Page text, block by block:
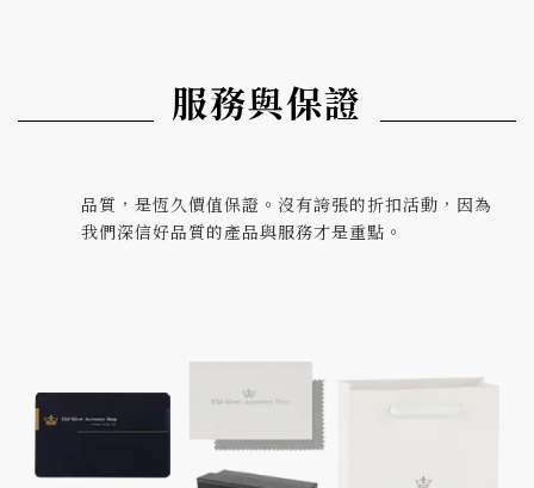
服務與保證
品質，是恆久價值保證。沒有誇張的折扣活動，因為
我們深信好品質的產品與服務才是重點。